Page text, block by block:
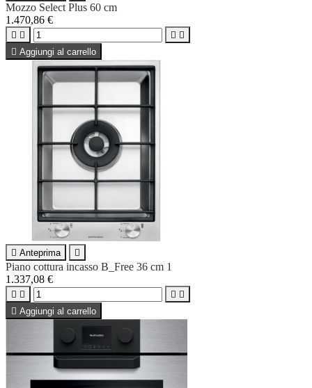
Mozzo Select Plus 60 cm
1.470,86 €
   
 Aggiungi al carrello
 Anteprima 
Piano cottura incasso B_Free 36 cm 1
1.337,08 €
   
 Aggiungi al carrello